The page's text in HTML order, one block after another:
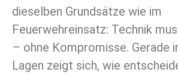
dieselben Grundsätze wie im
Feuerwehreinsatz: Technik
– ohne Kompromisse. Gerade
Lagen zeigt sich, wie